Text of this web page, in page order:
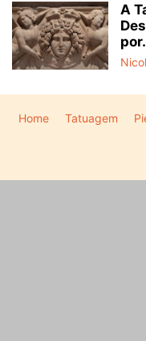
A
Home Tatuagem